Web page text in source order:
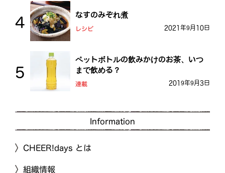
なすのみぞれ煮
レシピ 2021年9月10日
ペットボトルの飲みかけのお茶、いつ
まで飲める？
連載 2019年9月3日
Information
CHEER!days とは
組織情報